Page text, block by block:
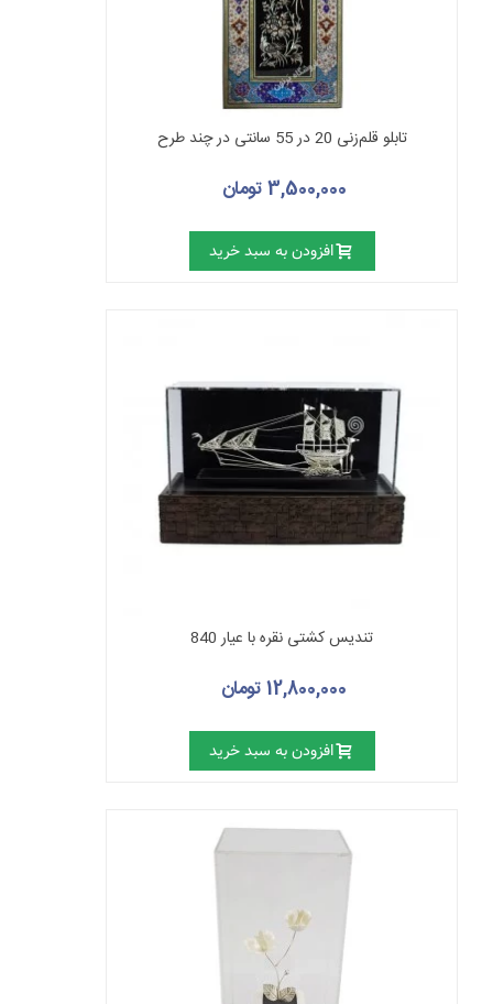
تابلو قلم‌زنی 20 در 55 سانتی در چند طرح
3,500,000 تومان
افزودن به سبد خرید
تندیس کشتی نقره با عیار 840
12,800,000 تومان
افزودن به سبد خرید